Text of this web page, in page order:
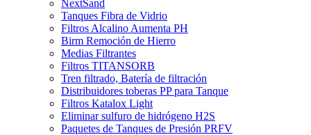
NextSand
Tanques Fibra de Vidrio
Filtros Alcalino Aumenta PH
Birm Remoción de Hierro
Medias Filtrantes
Filtros TITANSORB
Tren filtrado, Batería de filtración
Distribuidores toberas PP para Tanque
Filtros Katalox Light
Eliminar sulfuro de hidrógeno H2S
Paquetes de Tanques de Presión PRFV